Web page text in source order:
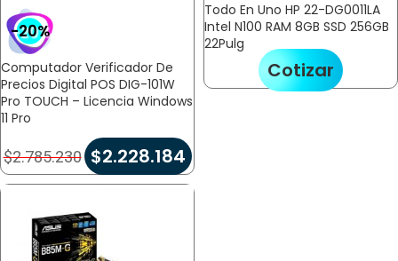
-20%
Computador Verificador De
Precios Digital POS DIG-101W
Pro TOUCH – Licencia Windows
11 Pro
$2.785.230 $2.228.184
Todo En Uno HP 22-DG0011LA
Intel N100 RAM 8GB SSD 256GB
22Pulg
Cotizar